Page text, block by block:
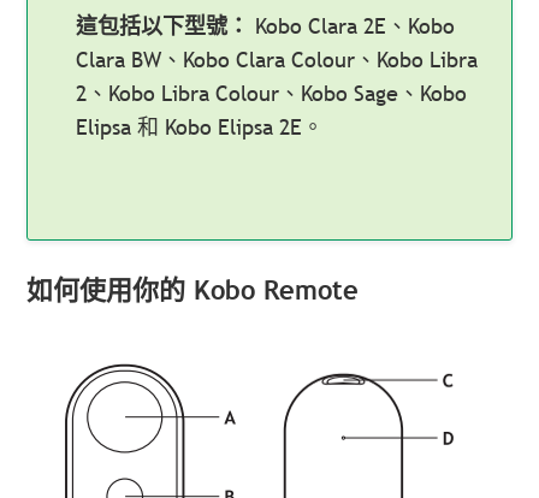
這包括以下型號： Kobo Clara 2E、Kobo
Clara BW、Kobo Clara Colour、Kobo Libra
2、Kobo Libra Colour、Kobo Sage、Kobo
Elipsa 和 Kobo Elipsa 2E。
如何使用你的 Kobo Remote